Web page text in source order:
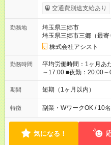
20:00～05:00／日給1万2000円 -:+:-:+:-:+:-:+:-:+:-
日『2万2000円』も稼げる！ -:+:-
べる！ 日払いは、当日に『
別途支給 ■日給全額保障あり ┗予定時間より早く終わっても日給
は満額支給！ ■資格手当あり ┗
試用期間なし
交通費別途支給あり
勤務地
埼玉県三郷市
埼玉県三郷市三郷（最寄
株式会社アシスト
勤務時間
平均労働時間：1ヶ月あ
～17:00 ■夜勤：20:00
く終われば1現場4～8時間勤務もあり ☆
が早く終わっても日給
日勤：08:00～17:00 ■
なります ※早く終われば1現
OK！ ☆現場が早く終わ
「日勤＋夜勤」も可能！
期間 短期（1ヶ月以内）
特徴 副業・WワークOK / 10
気になる！